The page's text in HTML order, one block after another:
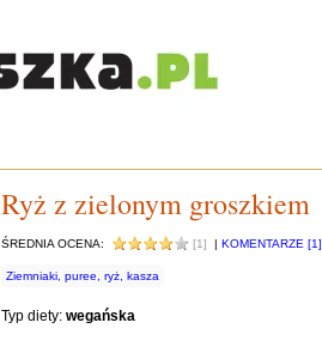
Ryż z zielonym groszkiem
ŚREDNIA OCENA: [1] | KOMENTARZE [1]
Ziemniaki, puree, ryż, kasza
Typ diety: wegańska